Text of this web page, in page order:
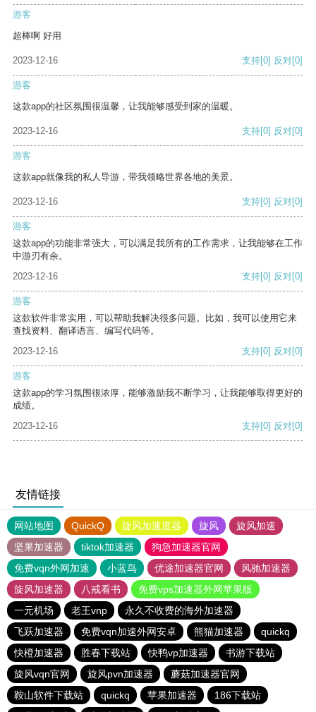
游客
超棒啊 好用
2023-12-16 支持[0] 反对[0]
游客
这款app的社区氛围很温馨，让我能够感受到家的温暖。
2023-12-16 支持[0] 反对[0]
游客
这款app就像我的私人导游，带我领略世界各地的美景。
2023-12-16 支持[0] 反对[0]
游客
这款app的功能非常强大，可以满足我所有的工作需求，让我能够在工作
中游刃有余。
2023-12-16
支持[0] 反对[0]
游客
这款软件非常实用，可以帮助我解决很多问题。比如，我可以使用它来
查找资料、翻译语言、编写代码等。
2023-12-16
支持[0] 反对[0]
游客
这款app的学习氛围很浓厚，能够激励我不断学习，让我能够取得更好的
成绩。
2023-12-16
支持[0] 反对[0]
友情链接
网站地图 QuickQ 旋风加速度器 旋风
旋风加速
坚果加速器
tiktok加速器
狗急加速器官网
免费vqn外网加速
小蓝鸟 优途加速器官网
风驰加速器
旋风加速器
八戒看书
免费vps加速器外网苹果版
一元机场
老王vnp
永久不收费的海外加速器
飞跃加速器
免费vqn加速外网安卓 熊猫加速器
quickq
快橙加速器
胜春下载站 快鸭vp加速器
书游下载站
旋风vqn官网
旋风pvn加速器
蘑菇加速器官网
鞍山软件下载站
quickq 苹果加速器
186下载站